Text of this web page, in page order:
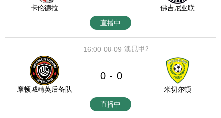
卡伦德拉
佛吉尼亚联
直播中
08-09
16:00 澳昆甲2
摩顿城精英后备队
0 - 0
米切尔顿
直播中